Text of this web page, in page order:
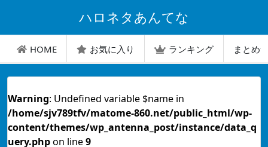
ハロネタあんてな
HOME お気に入り ランキング まとめ
Warning: Undefined variable $name in
/home/sjv789tfv/matome-860.net/public_html/wp-
content/themes/wp_antenna_post/instance/data_q
uery.phpon line9